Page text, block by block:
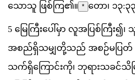
သသ ဖစ ကြ၏။ * တော၊ ၁၃:၃၃
5 မ ကပ မ လအ ပစ ကြီး၍၊
အစညရသမတသည အစဉမ ပတ
သကရကငကို၊ ဘရသခငသ